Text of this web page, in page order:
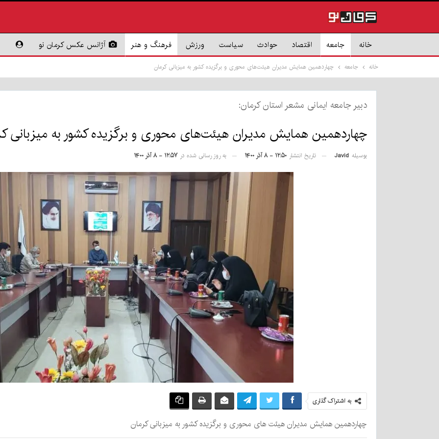
خانه جامعه اقتصاد حوادث سیاست ورزش فرهنگ و هنر آژانس عکس کرمان نو
خانه جامعه چهاردهمین همایش مدیران هیئت‌های محوری و برگزیده کشور به میزبانی کرمان
دبیر جامعه ایمانی مشعر استان کرمان:
چهاردهمین همایش مدیران هیئت‌های محوری و برگزیده کشور به میزبانی
بوسیله Javid تاریخ انتشار ۱۲:۵۰ - ۸ آذر ۱۴۰۰ به روز رسانی شده در ۱۲:۵۷ - ۸ آذر ۱۴۰۰
به اشتراک گذاری
چهاردهمین همایش مدیران هیئت های محوری و برگزیده کشور به میزبانی کرمان